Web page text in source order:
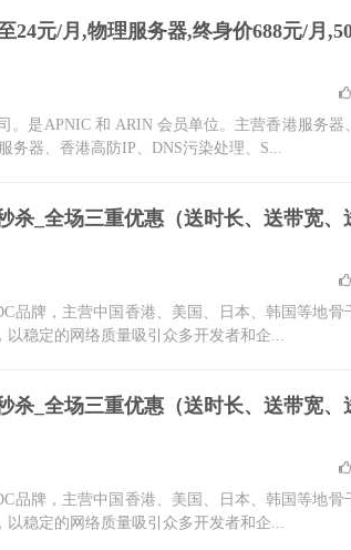
24元/月,物理服务器,终身价688元/月
。是APNIC 和 ARIN 会员单位。主营香港服务器
务器、香港高防IP、DNS污染处理、S...
杀_全场三重优惠（送时长、送带宽、
品牌，主营中国香港、美国、日本、韩国等地骨
以稳定的网络质量吸引众多开发者和企...
杀_全场三重优惠（送时长、送带宽、
品牌，主营中国香港、美国、日本、韩国等地骨
以稳定的网络质量吸引众多开发者和企...